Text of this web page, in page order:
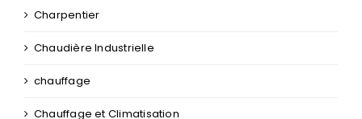
Charpentier
Chaudière Industrielle
chauffage
Chauffage et Climatisation